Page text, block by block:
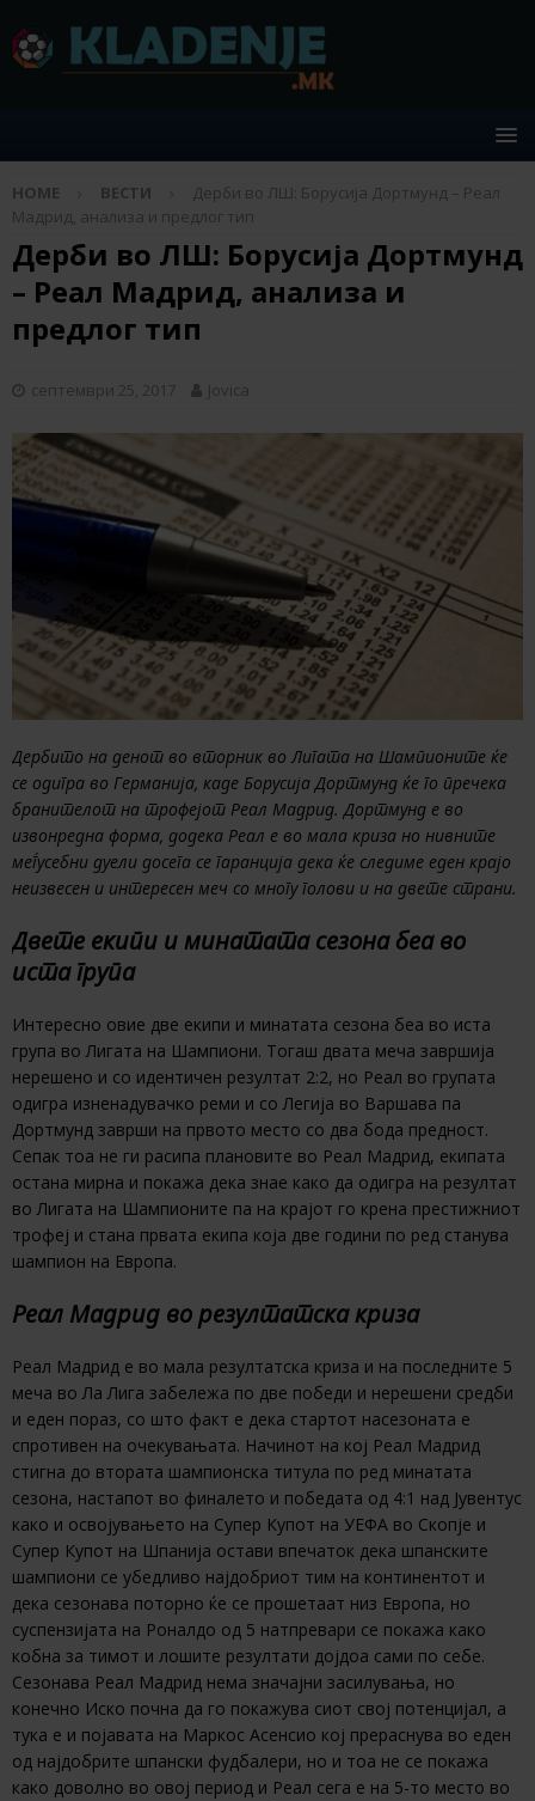
HOME ВЕСТИ
Дерби во ЛШ: Борусија Дортмунд – Реал
Мадрид, анализа и предлог тип
Дерби во ЛШ: Борусија Дортмунд
– Реал Мадрид, анализа и
предлог тип
септември 25, 2017 Jovica
Дербито на денот во вторник во Лигата на Шампионите ќе
се одигра во Германија, каде Борусија Дортмунд ќе го пречека
бранителот на трофејот Реал Мадрид. Дортмунд е во
извонредна форма, додека Реал е во мала криза но нивните
меѓусебни дуели досега се гаранција дека ќе следиме еден крајо
неизвесен и интересен меч со многу голови и на двете страни.
Двете екипи и минатата сезона беа во
иста група
Интересно овие две екипи и минатата сезона беа во иста
група во Лигата на Шампиони. Тогаш двата меча завршија
нерешено и со идентичен резултат 2:2, но Реал во групата
одигра изненадувачко реми и со Легија во Варшава па
Дортмунд заврши на првото место со два бода предност.
Сепак тоа не ги расипа плановите во Реал Мадрид, екипата
остана мирна и покажа дека знае како да одигра на резултат
во Лигата на Шампионите па на крајот го крена престижниот
трофеј и стана првата екипа која две години по ред станува
шампион на Европа.
Реал Мадрид во резултатска криза
Реал Мадрид е во мала резултатска криза и на последните 5
меча во Ла Лига забележа по две победи и нерешени средби
и еден пораз, со што факт е дека стартот насезоната е
спротивен на очекувањата. Начинот на кој Реал Мадрид
стигна до втората шампионска титула по ред минатата
сезона, настапот во финалето и победата од 4:1 над Јувентус
како и освојувањето на Супер Купот на УЕФА во Скопје и
Супер Купот на Шпанија остави впечаток дека шпанските
шампиони се убедливо најдобриот тим на континентот и
дека сезонава поторно ќе се прошетаат низ Европа, но
суспензијата на Роналдо од 5 натпревари се покажа како
кобна за тимот и лошите резултати дојдоа сами по себе.
Сезонава Реал Мадрид нема значајни засилувања, но
конечно Иско почна да го покажува сиот свој потенцијал, а
тука е и појавата на Маркос Асенсио кој прераснува во еден
од најдобрите шпански фудбалери, но и тоа не се покажа
како доволно во овој период и Реал сега е на 5-то место во